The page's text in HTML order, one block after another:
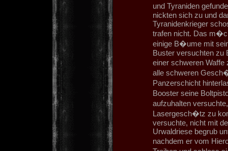
und Tyraniden
nickten sich zu und
Tyranidenkrieger
trafen nicht. Das
einige B�ume mit
Buster versuchten zu
einer schweren
alle schweren
Panzerschicht
Booster seine
aufzuhalten
Lasergesch�tz zu
versuchte, nicht mit
Urwaldriese begrub
nachdem er vom